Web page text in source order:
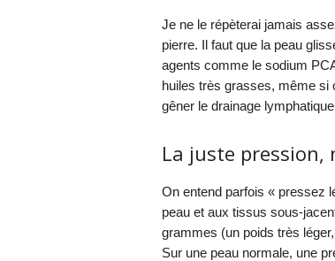
Je ne le répèterai jamais
pierre. Il faut que la peau
agents comme le sodium
huiles très grasses, même si
gêner le drainage
La juste
On entend parfois « pressez
peau et aux tissus sous-
grammes (un poids très
Sur une peau normale, une